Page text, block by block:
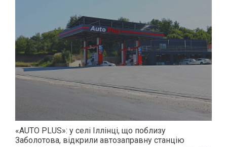
«AUTO PLUS»: у селі Іллінці, що поблизу
Заболотова, відкрили автозаправну станцію